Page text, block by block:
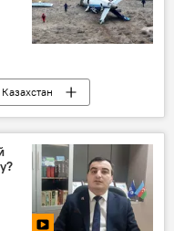
Казахстан